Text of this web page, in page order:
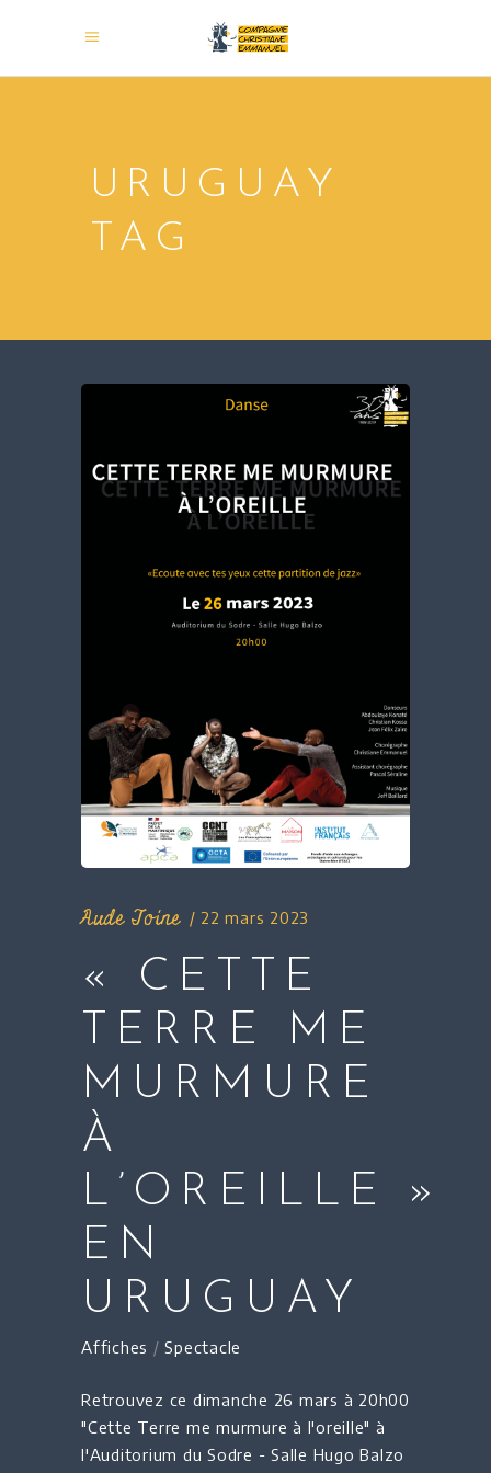
URUGUAY
TAG
Aude Toine 22 mars 2023
« CETTE
TERRE ME
MURMURE
À
L’OREILLE »
EN
URUGUAY
Affiches /Spectacle
Retrouvez ce dimanche 26 mars à 20h00
"Cette Terre me murmure à l'oreille" à
l'Auditorium du Sodre - Salle Hugo Balzo